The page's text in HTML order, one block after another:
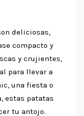
deliciosas,
compacto y
y crujientes,
para llevar a
una fiesta o
estas patatas
tu antojo.